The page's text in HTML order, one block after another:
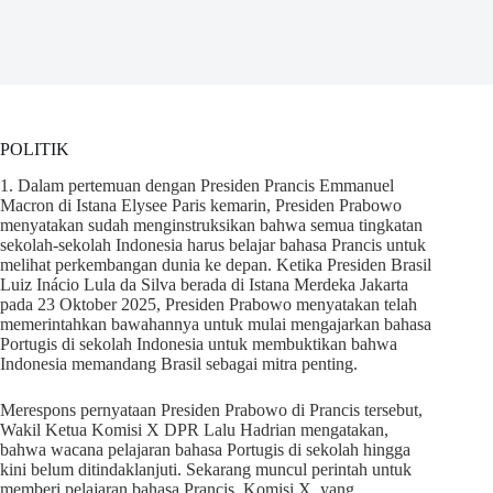
POLITIK
1. Dalam pertemuan dengan Presiden Prancis Emmanuel
Macron di Istana Elysee Paris kemarin, Presiden Prabowo
menyatakan sudah menginstruksikan bahwa semua tingkatan
sekolah-sekolah Indonesia harus belajar bahasa Prancis untuk
melihat perkembangan dunia ke depan. Ketika Presiden Brasil
Luiz Inácio Lula da Silva berada di Istana Merdeka Jakarta
pada 23 Oktober 2025, Presiden Prabowo menyatakan telah
memerintahkan bawahannya untuk mulai mengajarkan bahasa
Portugis di sekolah Indonesia untuk membuktikan bahwa
Indonesia memandang Brasil sebagai mitra penting.
Merespons pernyataan Presiden Prabowo di Prancis tersebut,
Wakil Ketua Komisi X DPR Lalu Hadrian mengatakan,
bahwa wacana pelajaran bahasa Portugis di sekolah hingga
kini belum ditindaklanjuti. Sekarang muncul perintah untuk
memberi pelajaran bahasa Prancis. Komisi X, yang